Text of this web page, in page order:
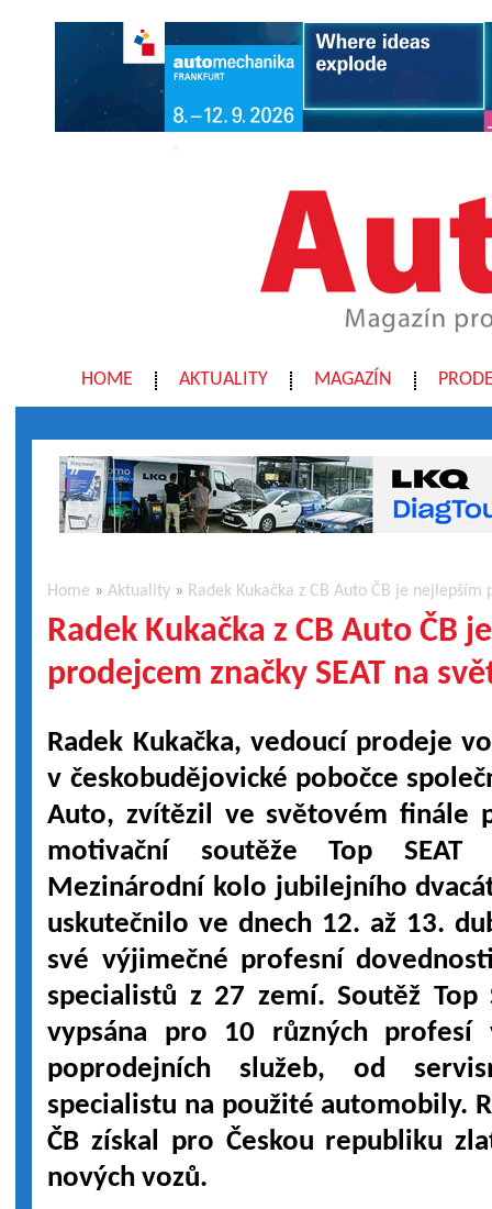
HOME AKTUALITY MAGAZÍN
Home »Aktuality » Radek Kukačka z CB Auto ČB je nejlepším
Radek Kukačka z CB Auto ČB
prodejcem značky SEAT na
Radek Kukačka, vedoucí prodeje
v českobudějovické pobočce
Auto, zvítězil ve světovém finále
motivační soutěže Top SEAT
Mezinárodní kolo jubilejního
uskutečnilo ve dnech 12. až 13.
své výjimečné profesní
specialistů z 27 zemí. Soutěž Top
vypsána pro 10 různých
poprodejních služeb, od
specialistu na použité automobily.
ČB získal pro Českou republiku
nových vozů.